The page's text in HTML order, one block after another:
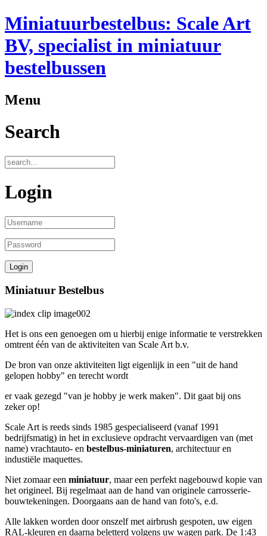
Miniatuurbestelbus: Scale Art
BV, specialist in miniatuur
bestelbussen
Menu
Search
Login
Miniatuur Bestelbus
Het is ons een genoegen om u hierbij enige informatie te verstrekken
omtrent één van de aktiviteiten van Scale Art b.v.
De bron van onze aktiviteiten ligt eigenlijk in een "uit de hand
gelopen hobby" en terecht wordt
er vaak gezegd "van je hobby je werk maken". Dit gaat bij ons
zeker op!
Scale Art is reeds sinds 1985 gespecialiseerd (vanaf 1991
bedrijfsmatig) in het in exclusieve opdracht vervaardigen van (met
name) vrachtauto- en bestelbus-miniaturen, architectuur en
industiële maquettes.
Niet zomaar een miniatuur, maar een perfekt nagebouwd kopie van
het origineel. Bij regelmaat aan de hand van originele carrosserie-
bouwtekeningen. Doorgaans aan de hand van foto's, e.d.
Alle lakken worden door onszelf met airbrush gespoten, uw eigen
RAL-kleuren en daarna beletterd volgens uw wagen park. De 1:43